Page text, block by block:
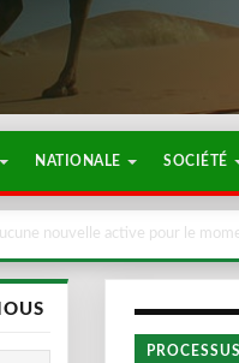
NATIONALE SOCIÉTÉ
nouvelle active pour le